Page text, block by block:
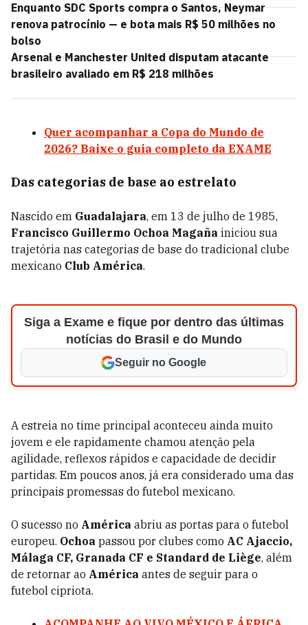
Enquanto SDC Sports compra o Santos, Neymar
renova patrocínio — e bota mais R$ 50 milhões no
bolso
Arsenal e Manchester United disputam atacante
brasileiro avaliado em R$ 218 milhões
Quer acompanhar a Copa do Mundo de
2026? Baixe o guia completo da EXAME
Das categorias de base ao estrelato
Nascido em Guadalajara, em 13 de julho de 1985,
Francisco Guillermo Ochoa Magaña iniciou sua
trajetória nas categorias de base do tradicional clube
mexicano Club América.
Siga a Exame e fique por dentro das últimas
notícias do Brasil e do Mundo
Seguir no Google
A estreia no time principal aconteceu ainda muito
jovem e ele rapidamente chamou atenção pela
agilidade, reflexos rápidos e capacidade de decidir
partidas. Em poucos anos, já era considerado uma das
principais promessas do futebol mexicano.
O sucesso no América abriu as portas para o futebol
europeu. Ochoa passou por clubes como AC Ajaccio,
Málaga CF, Granada CF e Standard de Liège, além
de retornar ao América antes de seguir para o
futebol cipriota.